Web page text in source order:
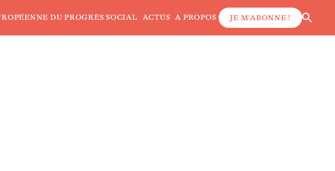
DU PROGRÈS SOCIAL ACTUS A PROPOS JE M'ABONNE !